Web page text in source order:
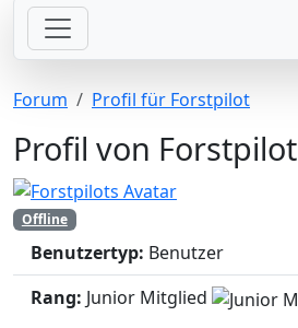
Forum Profil für Forstpilot
Profil von Forstpilot
Offline
Benutzertyp: Benutzer
Rang: Junior Mitglied